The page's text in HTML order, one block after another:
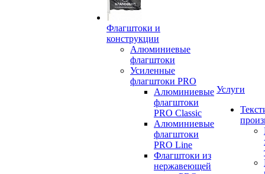
Флагштоки и
конструкции
Алюминиевые
флагштоки
Усиленные
флагштоки PRO
Алюминиевые
флагштоки
PRO Classic
Алюминиевые
флагштоки
PRO Line
Флагштоки из
нержавеющей
Услуги